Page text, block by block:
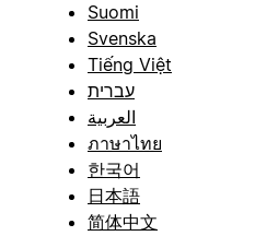
Suomi
Svenska
Tiếng Việt
עברית
العربية
ภาษาไทย
한국어
日本語
简体中文